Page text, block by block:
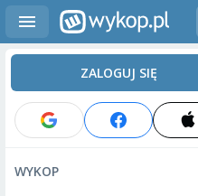
ZALOGUJ SIĘ
WYKOP